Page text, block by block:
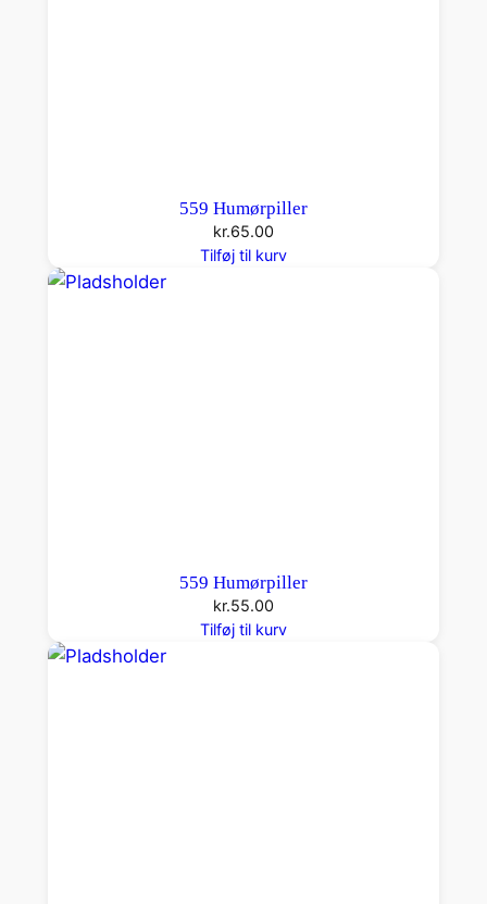
559 Humørpiller
kr.65.00
Tilføj til kurv
559 Humørpiller
kr.55.00
Tilføj til kurv